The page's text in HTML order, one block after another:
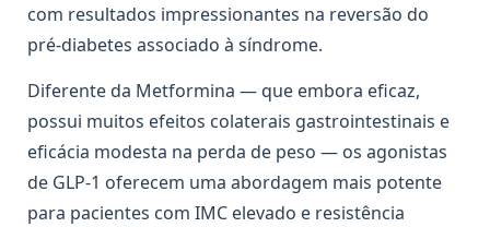
com resultados impressionantes na reversão do
pré-diabetes associado à síndrome.
Diferente da Metformina — que embora eficaz,
possui muitos efeitos colaterais gastrointestinais e
eficácia modesta na perda de peso — os agonistas
de GLP-1 oferecem uma abordagem mais potente
para pacientes com IMC elevado e resistência